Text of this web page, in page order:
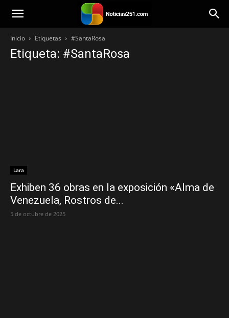
Noticias251
Inicio Etiquetas #SantaRosa
Etiqueta: #SantaRosa
Lara
Exhiben 36 obras en la exposición «Alma de
Venezuela, Rostros de...
5 de octubre de 2025